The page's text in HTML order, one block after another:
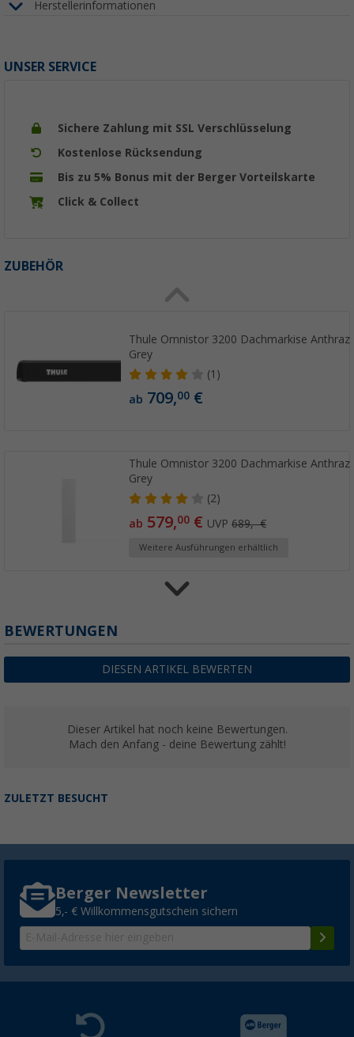
Herstellerinformationen
UNSER SERVICE
Sichere Zahlung mit SSL Verschlüsselung
Kostenlose Rücksendung
Bis zu 5% Bonus mit der Berger Vorteilskarte
Click & Collect
ZUBEHÖR
Thule Omnistor 3200 Dachmarkise
Grey
(1)
ab 709,00 €
Thule Omnistor 3200 Dachmarkise
Grey
(2)
ab 579,00 € UVP689,- €
Weitere Ausführungen erhältlich
ab 609,00 €UVP 689,- €
BEWERTUNGEN
DIESEN ARTIKEL BEWERTEN
Dieser Artikel hat noch keine Bewertungen.
Mach den Anfang - deine Bewertung zählt!
ZULETZT BESUCHT
Berger Newsletter
5,- € Willkommensgutschein sichern